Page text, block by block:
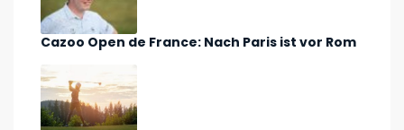
Cazoo Open de France: Nach Paris ist vor Rom